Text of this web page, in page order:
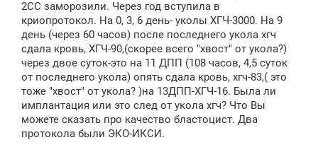
2СС заморозили. Через год вступила в
криопротокол. На 0, 3, 6 день- уколы ХГЧ-3000. На 9
день (через 60 часов) после последнего укола хгч
сдала кровь, ХГЧ-90,(скорее всего "хвост" от укола?)
через двое суток-это на 11 ДПП (108 часов, 4,5 суток
от последнего укола) опять сдала кровь, хгч-83,( это
тоже "хвост" от укола? )на 13ДПП-ХГЧ-16. Была ли
имплантация или это след от укола хгч? Что Вы
можете сказать про качество бластоцист. Два
протокола были ЭКО-ИКСИ.